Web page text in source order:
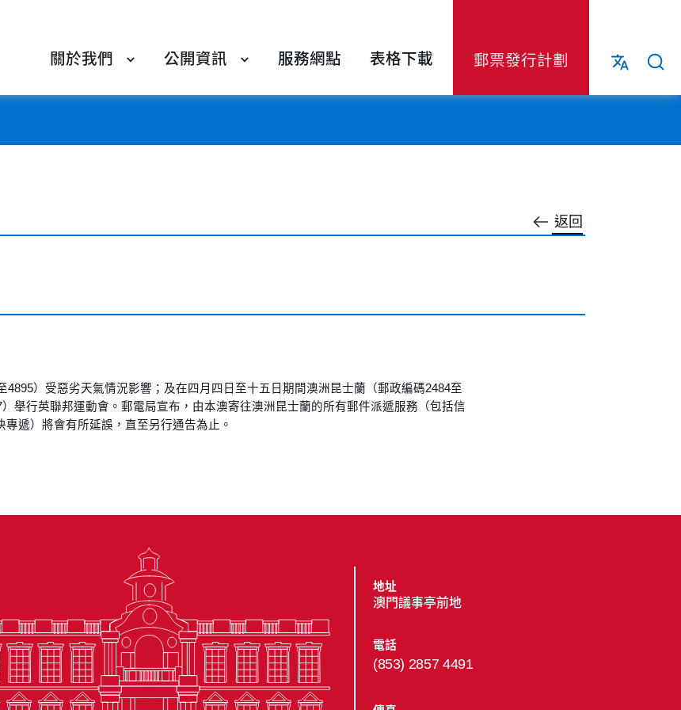
關於我們 公開資訊 服務網點 表格下載 郵票發行計劃
返回
4895）受惡劣天氣情況影響；及在四月四日至十五日期間澳洲昆士蘭（郵政編碼2484至
）舉行英聯邦運動會。郵電局宣布，由本澳寄往澳洲昆士蘭的所有郵件派遞服務（包括信
遞）將會有所延誤，直至另行通告為止。
地址
澳門議事亭前地
電話
(853) 2857 4491